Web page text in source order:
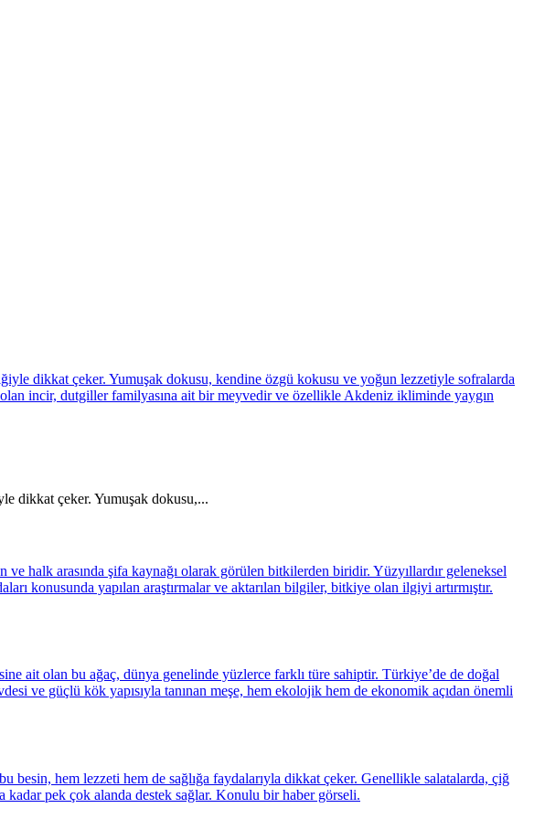
dikkat çeker. Yumuşak dokusu,...